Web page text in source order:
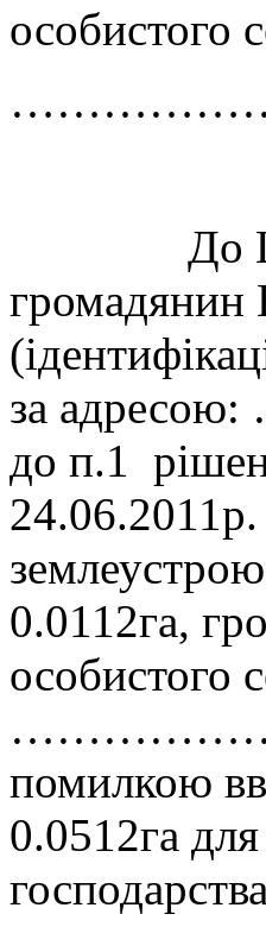
особистого
До
за
до п.1
0.0112га,
особистого
помилкою
0.0512га